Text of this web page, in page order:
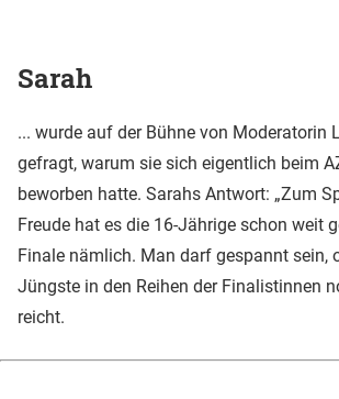
Sarah
... wurde auf der Bühne von Moderatorin
gefragt, warum sie sich eigentlich beim
beworben hatte. Sarahs Antwort: „Zum
Freude hat es die 16-Jährige schon weit
Finale nämlich. Man darf gespannt sein,
Jüngste in den Reihen der Finalistinnen
reicht.